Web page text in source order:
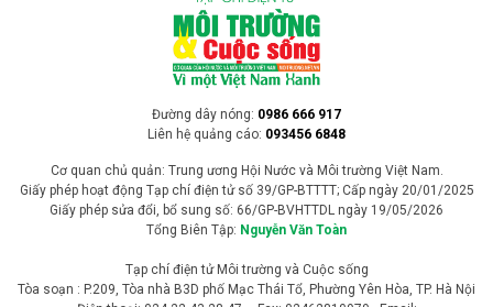
Đường dây nóng: 0986 666 917
Liên hệ quảng cáo: 093456 6848
Cơ quan chủ quản: Trung ương Hội Nước và Môi trường Việt Nam.
Giấy phép hoạt động Tạp chí điện tử số 39/GP-BTTTT; Cấp ngày 20/01/2025
Giấy phép sửa đổi, bổ sung số: 66/GP-BVHTTDL ngày 19/05/2026
Tổng Biên Tập: Nguyễn Văn Toàn
Tạp chí điện tử Môi trường và Cuộc sống
Tòa soạn : P.209, Tòa nhà B3D phố Mạc Thái Tổ, Phường Yên Hòa, TP. Hà Nội